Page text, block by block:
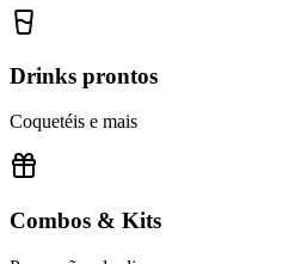
Drinks prontos
Coquetéis e mais
Combos & Kits